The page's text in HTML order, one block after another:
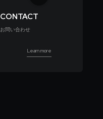
CONTACT
お問い合わせ
Learn more